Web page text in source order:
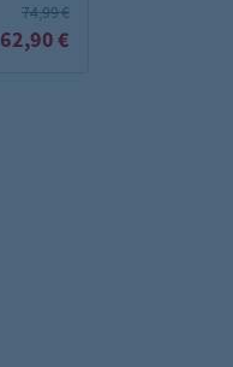
74,99 €
62,90 €